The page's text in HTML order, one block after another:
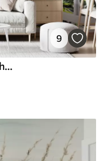
9
Udsigt fra vinduet til havet og yachten